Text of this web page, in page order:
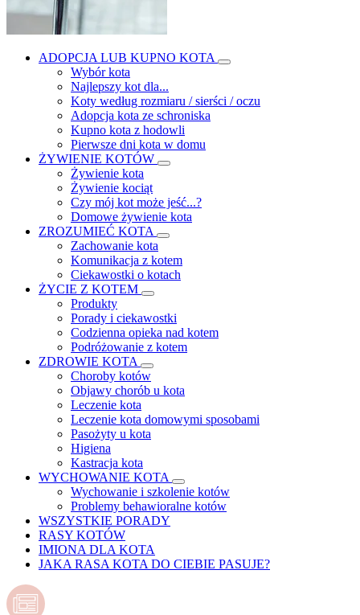
ADOPCJA LUB KUPNO KOTA
Wybór kota
Najlepszy kot dla...
Koty według rozmiaru / sierści / oczu
Adopcja kota ze schroniska
Kupno kota z hodowli
Pierwsze dni kota w domu
ŻYWIENIE KOTÓW
Żywienie kota
Żywienie kociąt
Czy mój kot może jeść...?
Domowe żywienie kota
ZROZUMIEĆ KOTA
Zachowanie kota
Komunikacja z kotem
Ciekawostki o kotach
ŻYCIE Z KOTEM
Produkty
Porady i ciekawostki
Codzienna opieka nad kotem
Podróżowanie z kotem
ZDROWIE KOTA
Choroby kotów
Objawy chorób u kota
Leczenie kota
Leczenie kota domowymi sposobami
Pasożyty u kota
Higiena
Kastracja kota
WYCHOWANIE KOTA
Wychowanie i szkolenie kotów
Problemy behawioralne kotów
WSZYSTKIE PORADY
RASY KOTÓW
IMIONA DLA KOTA
JAKA RASA KOTA DO CIEBIE PASUJE?